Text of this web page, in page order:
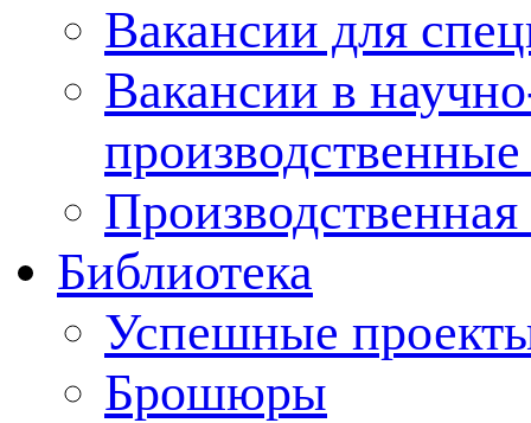
Вакансии для
Вакансии в
Производственная
Библиотека
Успешные
Брошюры